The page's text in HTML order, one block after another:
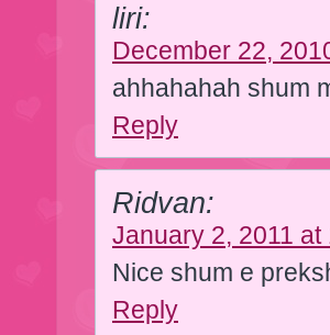
liri:
December 22,
ahhahahah shum
Reply
Ridvan:
January 2, 2011 at
Nice shum e
Reply